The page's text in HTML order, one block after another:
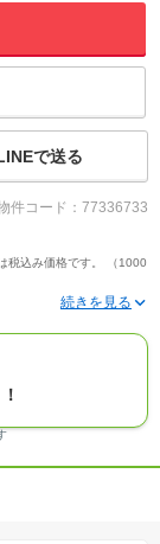
で送る
件コード：77336733
税込み価格です。 （1000
具や車などは、特にコ
す。
ことがあります。
今回販売の物件と異な
あります。